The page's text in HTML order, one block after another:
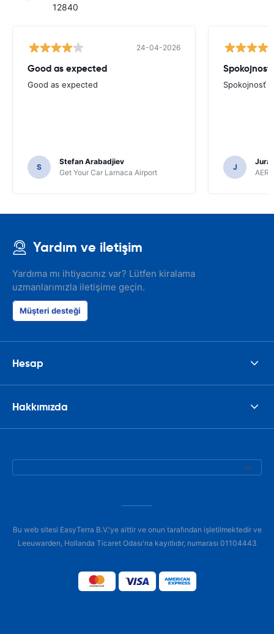
12840
24-04-2026
Good as expected
Good as expected
S
Stefan Arabadjiev
Get Your Car Larnaca Airport
Spokojnosť
Spokojnosť
J
Juraj
Yardım ve iletişim
Yardıma mı ihtiyacınız var? Lütfen kiralama
uzmanlarımızla iletişime geçin.
Müşteri desteği
Hesap
Hakkımızda
Bu web sitesi EasyTerra B.V.'ye aittir ve onun tarafından işletilmektedir ve
Leeuwarden, Hollanda Ticaret Odası'na kayıtlıdır, numarası 01104443